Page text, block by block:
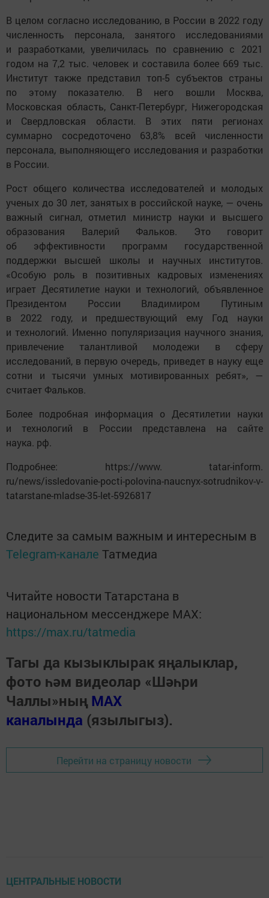
В целом согласно исследованию, в России в 2022 году
численность персонала, занятого исследованиями
и разработками, увеличилась по сравнению с 2021
годом на 7,2 тыс. человек и составила более 669 тыс.
Институт также представил топ-5 субъектов страны
по этому показателю. В него вошли Москва,
Московская область, Санкт-Петербург, Нижегородская
и Свердловская области. В этих пяти регионах
суммарно сосредоточено 63,8% всей численности
персонала, выполняющего исследования и разработки
в России.
Рост общего количества исследователей и молодых
ученых до 30 лет, занятых в российской науке, — очень
важный сигнал, отметил министр науки и высшего
образования Валерий Фальков. Это говорит
об эффективности программ государственной
поддержки высшей школы и научных институтов.
«Особую роль в позитивных кадровых изменениях
играет Десятилетие науки и технологий, объявленное
Президентом России Владимиром Путиным
в 2022 году, и предшествующий ему Год науки
и технологий. Именно популяризация научного знания,
привлечение талантливой молодежи в сферу
исследований, в первую очередь, приведет в науку еще
сотни и тысячи умных мотивированных ребят», —
считает Фальков.
Более подробная информация о Десятилетии науки
и технологий в России представлена на сайте
наука. рф.
Подробнее: https://www. tatar-inform.
ru/news/issledovanie-pocti-polovina-naucnyx-sotrudnikov-v-
tatarstane-mladse-35-let-5926817
Следите за самым важным и интересным в
Telegram-канале Татмедиа
Читайте новости Татарстана в
национальном мессенджере MАХ:
https://max.ru/tatmedia
Тагы да кызыклырак яңалыклар,
фото һәм видеолар «Шәһри
Чаллы»ның MAX
каналында (язылыгыз).
Перейти на страницу новости
ЦЕНТРАЛЬНЫЕ НОВОСТИ